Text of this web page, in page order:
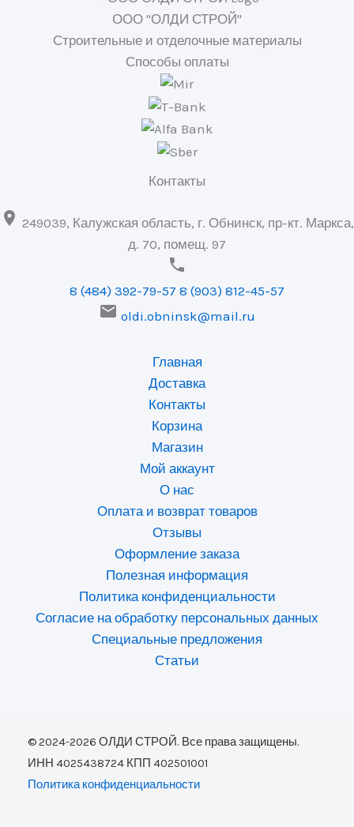
ООО "ОЛДИ СТРОЙ"
Строительные и отделочные материалы
Способы оплаты
Контакты
 249039, Калужская область, г. Обнинск, пр-кт. Маркса,
д. 70, помещ. 97

8 (484) 392-79-57 8 (903) 812-45-57
 oldi.obninsk@mail.ru
Главная
Доставка
Контакты
Корзина
Магазин
Мой аккаунт
О нас
Оплата и возврат товаров
Отзывы
Оформление заказа
Полезная информация
Политика конфиденциальности
Согласие на обработку персональных данных
Специальные предложения
Статьи
© 2024-2026 ОЛДИ СТРОЙ. Все права защищены.
ИНН 4025438724 КПП 402501001
Политика конфиденциальности